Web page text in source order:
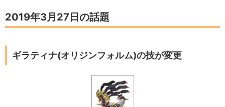
2019年3月27日の話題
ギラティナ(オリジンフォルム)の技が変更